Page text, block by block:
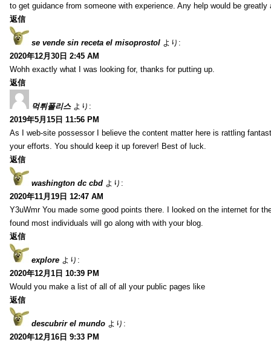
to get guidance from someone with experience. Any help would be greatly
返信
se vende sin receta el misoprostol より:
2020年12月30日 2:45 AM
Wohh exactly what I was looking for, thanks for putting up.
返信
먹튀폴리스 より:
2019年5月15日 11:56 PM
As I web-site possessor I believe the content matter here is rattling
your efforts. You should keep it up forever! Best of luck.
返信
washington dc cbd より:
2020年11月19日 12:47 AM
Y3uWmr You made some good points there. I looked on the internet for
found most individuals will go along with with your blog.
返信
explore より:
2020年12月1日 10:39 PM
Would you make a list of all of all your public pages like
返信
descubrir el mundo より:
2020年12月16日 9:33 PM